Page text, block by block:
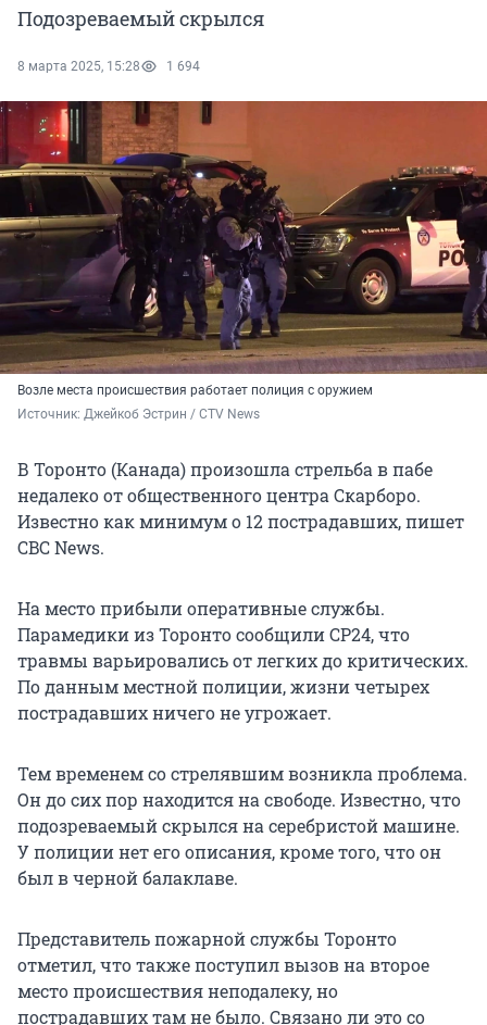
Подозреваемый скрылся
8 марта 2025, 15:28 1 694
Возле места происшествия работает полиция с оружием
Источник: Джейкоб Эстрин / CTV News
В Торонто (Канада) произошла стрельба в пабе
недалеко от общественного центра Скарборо.
Известно как минимум о 12 пострадавших, пишет
CBC News.
На место прибыли оперативные службы.
Парамедики из Торонто сообщили CP24, что
травмы варьировались от легких до критических.
По данным местной полиции, жизни четырех
пострадавших ничего не угрожает.
Тем временем со стрелявшим возникла проблема.
Он до сих пор находится на свободе. Известно, что
подозреваемый скрылся на серебристой машине.
У полиции нет его описания, кроме того, что он
был в черной балаклаве.
Представитель пожарной службы Торонто
отметил, что также поступил вызов на второе
место происшествия неподалеку, но
пострадавших там не было. Связано ли это со